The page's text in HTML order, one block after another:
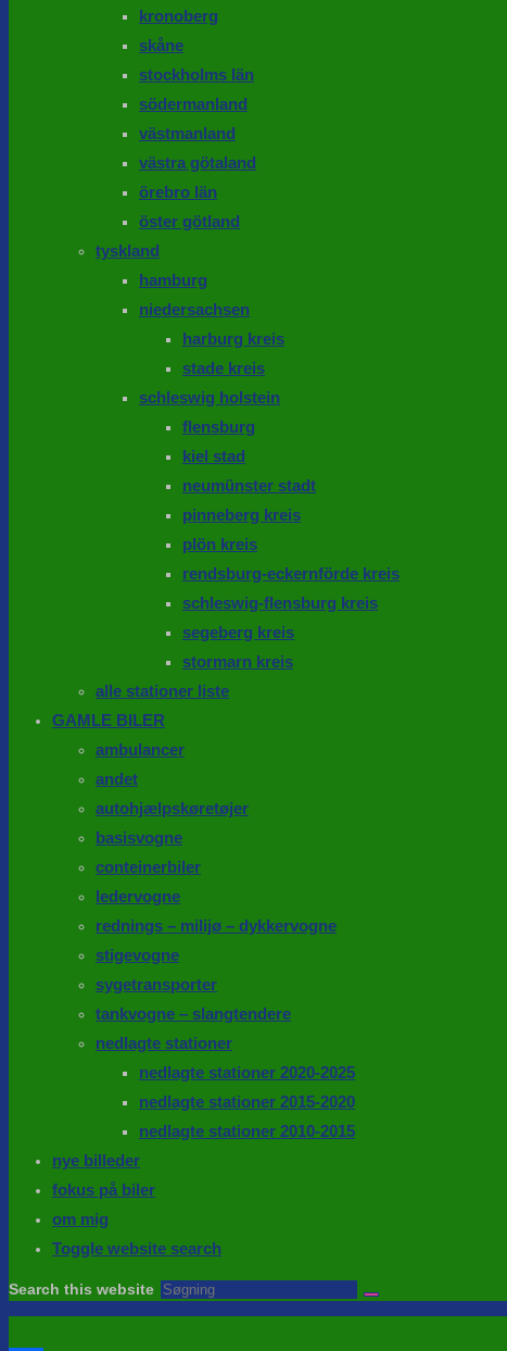
kronoberg
skåne
stockholms län
södermanland
västmanland
västra götaland
örebro län
öster götland
tyskland
hamburg
niedersachsen
harburg kreis
stade kreis
schleswig holstein
flensburg
kiel stad
neumünster stadt
pinneberg kreis
plön kreis
rendsburg-eckernförde kreis
schleswig-flensburg kreis
segeberg kreis
stormarn kreis
alle stationer liste
GAMLE BILER
ambulancer
andet
autohjælpskøretøjer
basisvogne
conteinerbiler
ledervogne
rednings – milijø – dykkervogne
stigevogne
sygetransporter
tankvogne – slangtendere
nedlagte stationer
nedlagte stationer 2020-2025
nedlagte stationer 2015-2020
nedlagte stationer 2010-2015
nye billeder
fokus på biler
om mig
Toggle website search
Search this website